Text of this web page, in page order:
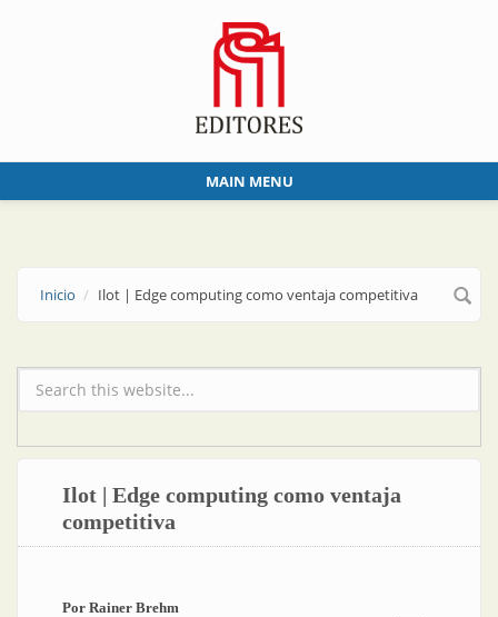
MAIN MENU
Inicio Ilot | Edge computing como ventaja competitiva
Formulario de búsqueda
Ilot | Edge computing como ventaja
competitiva
Por Rainer Brehm